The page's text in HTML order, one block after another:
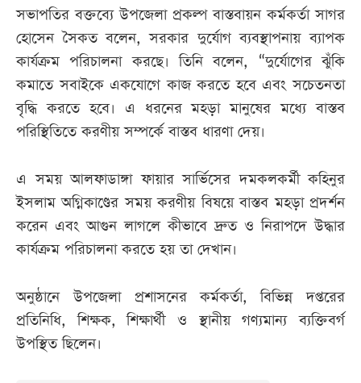
সভাপতির বক্তব্যে উপজেলা প্রকল্প বাস্তবায়ন কর্মকর্তা সাগর
হোসেন সৈকত বলেন, সরকার দুর্যোগ ব্যবস্থাপনায় ব্যাপক
কার্যক্রম পরিচালনা করছে। তিনি বলেন, “দুর্যোগের ঝুঁকি
কমাতে সবাইকে একযোগে কাজ করতে হবে এবং সচেতনতা
বৃদ্ধি করতে হবে। এ ধরনের মহড়া মানুষের মধ্যে বাস্তব
পরিস্থিতিতে করণীয় সম্পর্কে বাস্তব ধারণা দেয়।
এ সময় আলফাডাঙ্গা ফায়ার সার্ভিসের দমকলকর্মী কহিনুর
ইসলাম অগ্নিকাণ্ডের সময় করণীয় বিষয়ে বাস্তব মহড়া প্রদর্শন
করেন এবং আগুন লাগলে কীভাবে দ্রুত ও নিরাপদে উদ্ধার
কার্যক্রম পরিচালনা করতে হয় তা দেখান।
অনুষ্ঠানে উপজেলা প্রশাসনের কর্মকর্তা, বিভিন্ন দপ্তরের
প্রতিনিধি, শিক্ষক, শিক্ষার্থী ও স্থানীয় গণ্যমান্য ব্যক্তিবর্গ
উপস্থিত ছিলেন।